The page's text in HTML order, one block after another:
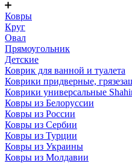
Ковры
Круг
Овал
Прямоугольник
Детские
Коврик для ванной и туалета
Коврики придверные,
Коврики универсальные
Ковры из Белоруссии
Ковры из России
Ковры из Сербии
Ковры из Турции
Ковры из Украины
Ковры из Молдавии